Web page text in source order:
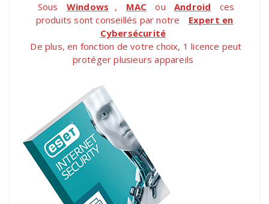
Sous Windows , MAC ou Android
ces
produits sont conseillés par notre
Expert en
Cybersécurité
De plus, en fonction de votre choix, 1 licence peut
protéger plusieurs appareils